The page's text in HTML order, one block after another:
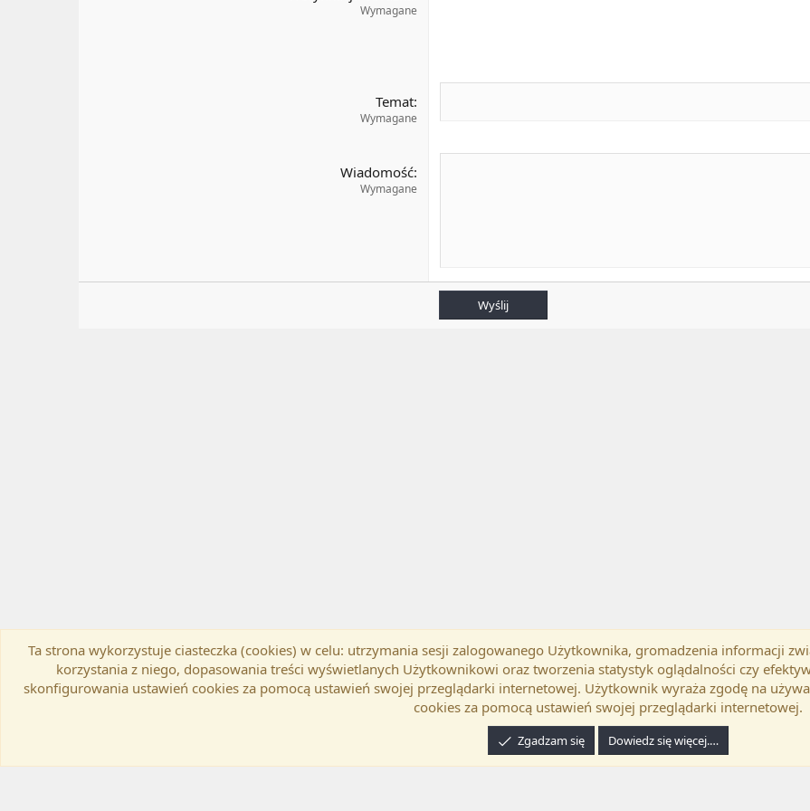
Wymagane
Temat
Wymagane
Wiadomość
Wymagane
Wyślij
Flat Awesome + (Parent DO NOT EDIT) Zmień szerokość Polski (PL) Kontakt
Tłumaczenie wykonane przezprogramyzadarmo.net.pl
Ta strona wykorzystuje ciasteczka (cookies) w celu: utrzymania sesji zalogowanego Użytkownika, gromadzenia informacji
korzystania z niego, dopasowania treści wyświetlanych Użytkownikowi oraz tworzenia statystyk oglądalności czy
skonfigurowania ustawień cookies za pomocą ustawień swojej przeglądarki internetowej. Użytkownik wyraża zgodę na
cookies za pomocą ustawień swojej przeglądarki internetowej.
Zgadzam się Dowiedz się więcej.…